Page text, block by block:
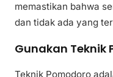
memastikan bahwa
dan tidak ada yang
Gunakan Teknik
Teknik Pomodoro